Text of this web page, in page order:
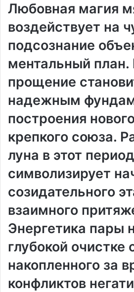
Любовная магия
воздействует на
подсознание
ментальный план.
прощение
надежным
построения
крепкого союза.
луна в этот период
символизирует
созидательного
взаимного
Энергетика пары
глубокой очистке
накопленного за
конфликтов